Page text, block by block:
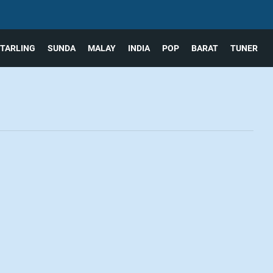
TARLING SUNDA MALAY INDIA POP BARAT TUNER